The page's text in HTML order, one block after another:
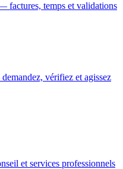
factures, temps et validations
vérifiez et agissez
et services professionnels